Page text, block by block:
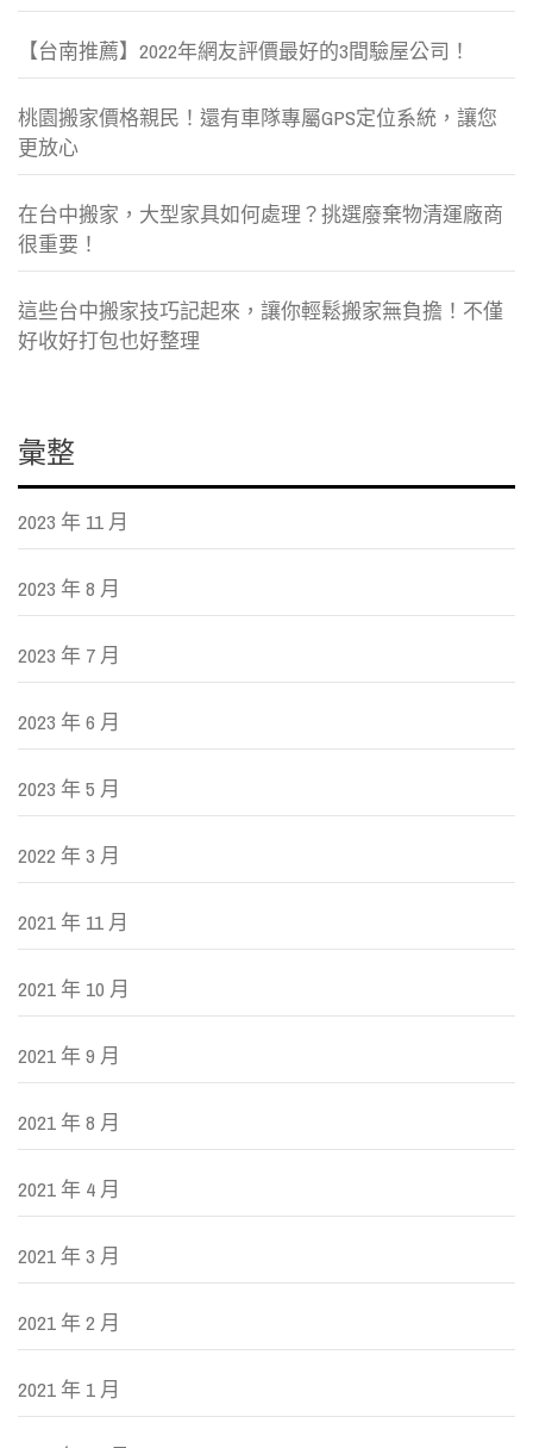
【台南推薦】2022年網友評價最好的3間驗屋公司！
桃園搬家價格親民！還有車隊專屬GPS定位系統，讓您
更放心
在台中搬家，大型家具如何處理？挑選廢棄物清運廠商
很重要！
這些台中搬家技巧記起來，讓你輕鬆搬家無負擔！不僅
好收好打包也好整理
彙整
2023 年 11 月
2023 年 8 月
2023 年 7 月
2023 年 6 月
2023 年 5 月
2022 年 3 月
2021 年 11 月
2021 年 10 月
2021 年 9 月
2021 年 8 月
2021 年 4 月
2021 年 3 月
2021 年 2 月
2021 年 1 月